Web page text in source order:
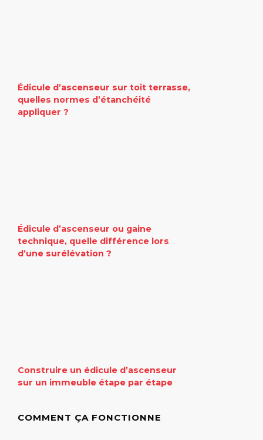
Édicule d’ascenseur sur toit terrasse,
quelles normes d’étanchéité
appliquer ?
Édicule d’ascenseur ou gaine
technique, quelle différence lors
d’une surélévation ?
Construire un édicule d’ascenseur
sur un immeuble étape par étape
COMMENT ÇA FONCTIONNE